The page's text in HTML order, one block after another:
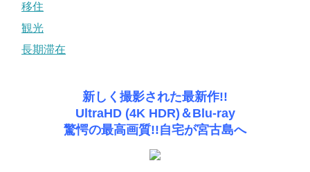
移住
観光
長期滞在
新しく撮影された最新作!!
UltraHD (4K HDR)＆Blu-ray
驚愕の最高画質!!自宅が宮古島へ